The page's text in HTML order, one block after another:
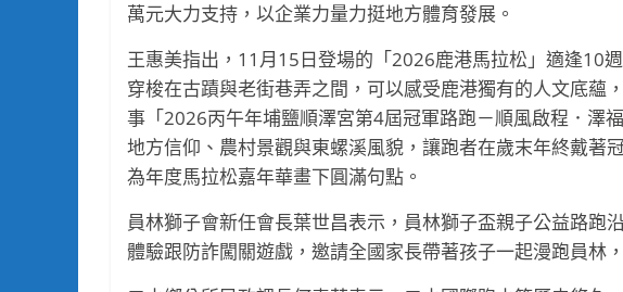
萬元大力支持，以企業力量力挺地方體育發展。
王惠美指出，11月15日登場的「2026鹿港馬拉松」適逢10
穿梭在古蹟與老街巷弄之間，可以感受鹿港獨有的人文底蘊
事「2026丙午年埔鹽順澤宮第4屆冠軍路跑－順風啟程．澤
地方信仰、農村景觀與東螺溪風貌，讓跑者在歲末年終戴著
為年度馬拉松嘉年華畫下圓滿句點。
員林獅子會新任會長葉世昌表示，員林獅子盃親子公益路跑
體驗跟防詐闖關遊戲，邀請全國家長帶著孩子一起漫跑員林